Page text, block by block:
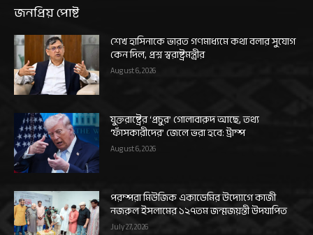
জনপ্রিয় পোষ্ট
শেখ হাসিনাকে ভারত গণমাধ্যমে কথা বলার সুযোগ
কেন দিল, প্রশ্ন স্বরাষ্ট্রমন্ত্রীর
August 6, 2026
যুক্তরাষ্ট্রের ‘প্রচুর’ গোলাবারুদ আছে, তথ্য
‘ফাঁসকারীদের’ জেলে ভরা হবে: ট্রাম্প
August 6, 2026
পরম্পরা মিউজিক একাডেমির উদ্যোগে কাজী
নজরুল ইসলামের ১২৭তম জন্মজয়ন্তী উদযাপিত
July 27, 2026